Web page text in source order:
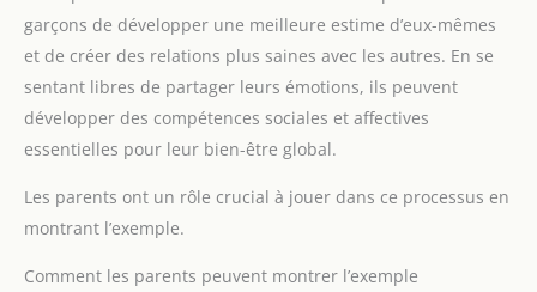
garçons de développer une meilleure estime d’eux-mêmes
et de créer des relations plus saines avec les autres. En se
sentant libres de partager leurs émotions, ils peuvent
développer des compétences sociales et affectives
essentielles pour leur bien-être global.
Les parents ont un rôle crucial à jouer dans ce processus en
montrant l’exemple.
Comment les parents peuvent montrer l’exemple